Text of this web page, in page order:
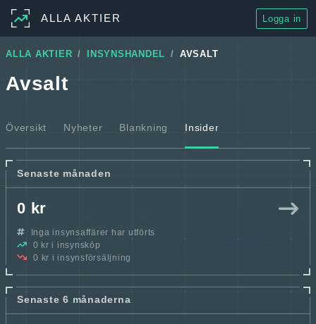
ALLA AKTIER Logga in
ALLA AKTIER INSYNSHANDEL AVSALT
Avsalt
Översikt Nyheter Blankning Insider
Senaste månaden
0 kr
Inga insynsaffärer har utförts
0 kr i insynsköp
0 kr i insynsförsäljning
Senaste 6 månaderna